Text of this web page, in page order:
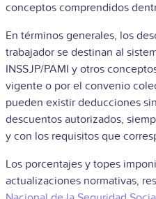
conceptos comprendidos
En términos generales, los
trabajador se destinan al
INSSJP/PAMI y otros
vigente o por el convenio
pueden existir deducciones
descuentos autorizados,
y con los requisitos que
Los porcentajes y topes
actualizaciones normativas,